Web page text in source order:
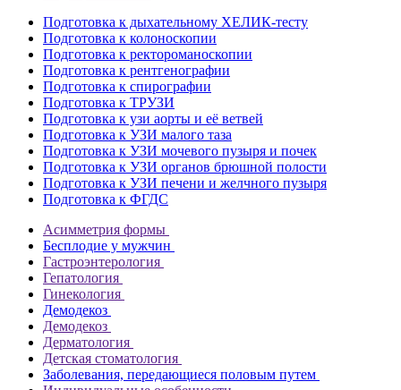
Подготовка к дыхательному ХЕЛИК-тесту
Подготовка к колоноскопии
Подготовка к ректороманоскопии
Подготовка к рентгенографии
Подготовка к спирографии
Подготовка к ТРУЗИ
Подготовка к узи аорты и её ветвей
Подготовка к УЗИ малого таза
Подготовка к УЗИ мочевого пузыря и почек
Подготовка к УЗИ органов брюшной полости
Подготовка к УЗИ печени и желчного пузыря
Подготовка к ФГДС
Асимметрия формы
Бесплодие у мужчин
Гастроэнтерология
Гепатология
Гинекология
Демодекоз
Демодекоз
Дерматология
Детская стоматология
Заболевания, передающиеся половым путем